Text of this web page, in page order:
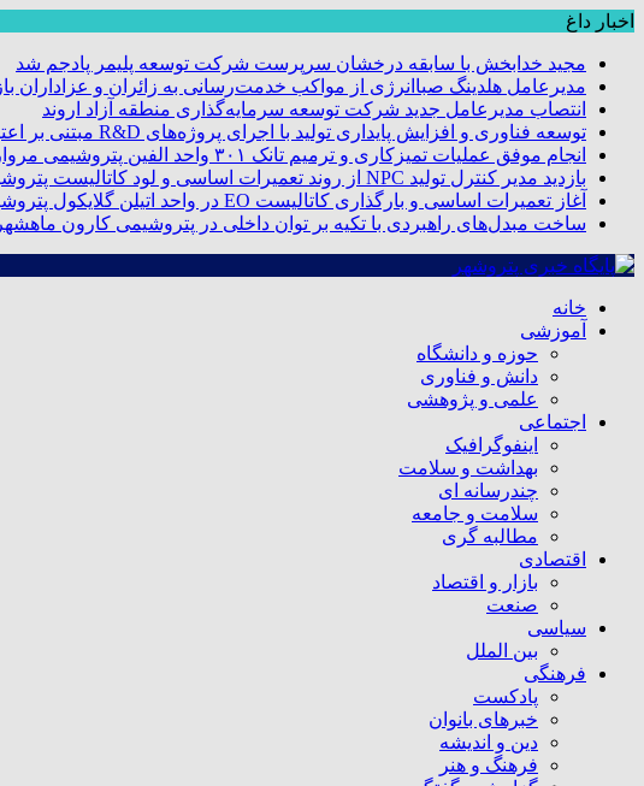
اخبار داغ
مجید خدابخش با سابقه درخشان سرپرست شرکت توسعه پلیمر پادجم شد
مدیرعامل هلدینگ صباانرژی از مواکب خدمت‌رسانی به زائران و عزاداران
انتصاب مدیرعامل جدید شرکت توسعه سرمایه‌گذاری منطقه آزاد اروند
توسعه فناوری و افزایش پایداری تولید با اجرای پروژه‌های R&D مبتنی بر اعتبار مالیاتی
انجام موفق عملیات تمیزکاری و ترمیم تانک ۳۰۱ واحد الفین پتروشیمی مروارید
بازدید مدیر کنترل تولید NPC از روند تعمیرات اساسی و لود کاتالیست پتروشیمی مروارید
آغاز تعمیرات اساسی و بارگذاری کاتالیست EO در واحد اتیلن گلایکول پتروشیمی مروارید
ساخت مبدل‌های راهبردی با تکیه بر توان داخلی در پتروشیمی کارون ماهشهر
خانه
آموزشی
حوزه و دانشگاه
دانش و فناوری
علمی و پژوهشی
اجتماعی
اینفوگرافیک
بهداشت و سلامت
چندرسانه ای
سلامت و جامعه
مطالبه گری
اقتصادی
بازار و اقتصاد
صنعت
سیاسی
بین الملل
فرهنگی
پادکست
خبرهای بانوان
دین و اندیشه
فرهنگ و هنر